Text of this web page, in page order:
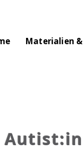
Materialien